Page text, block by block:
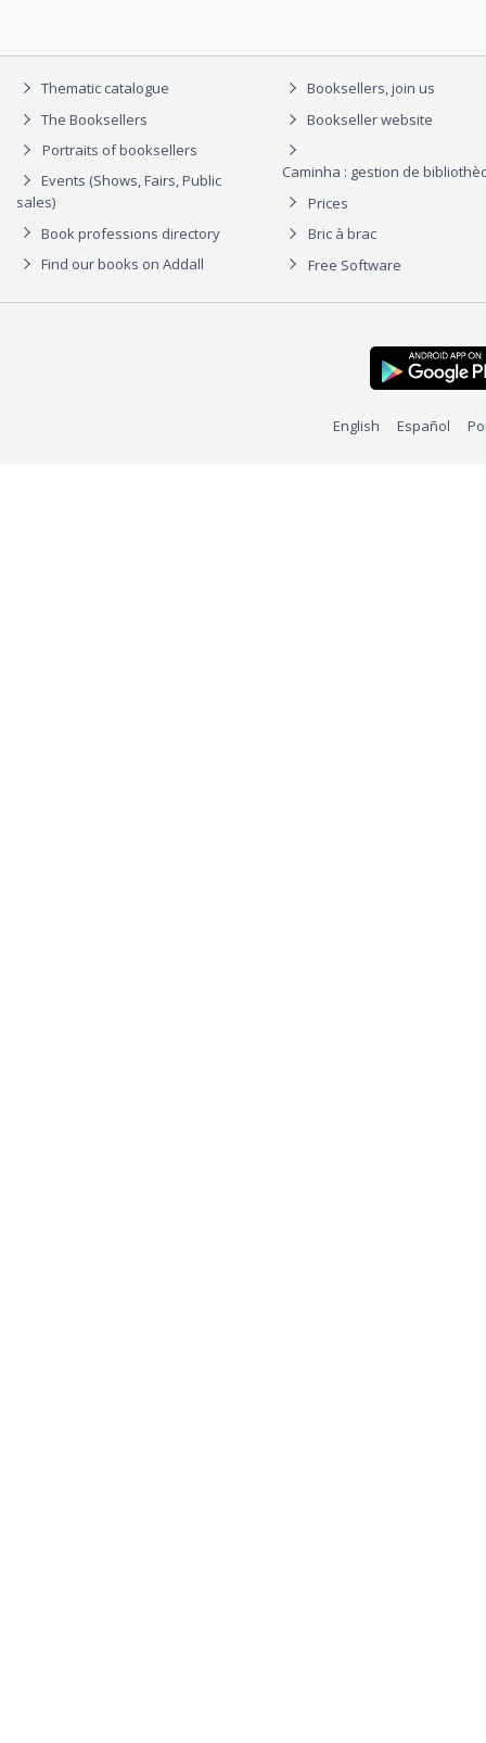
Thematic catalogue
The Booksellers
Portraits of booksellers
Events (Shows, Fairs, Public
sales)
Book professions directory
Find our books on Addall
Booksellers, join us
Bookseller website
Caminha : gestion de
Prices
Bric à brac
Free Software
English Español